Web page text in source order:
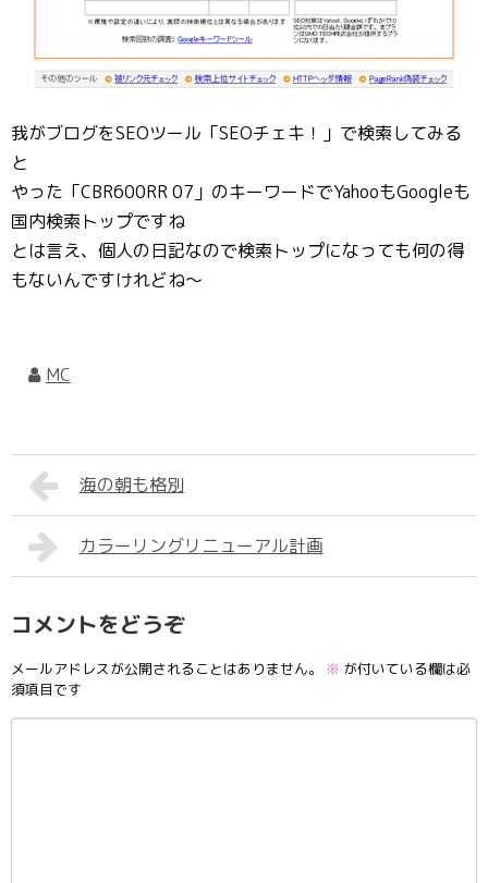
我がブログをSEOツール「SEOチェキ！」で検索してみる
と
やった「CBR600RR 07」のキーワードでYahooもGoogleも
国内検索トップですね
とは言え、個人の日記なので検索トップになっても何の得
もないんですけれどね～
MC
海の朝も格別
カラーリングリニューアル計画
コメントをどうぞ
メールアドレスが公開されることはありません。 ※ が付いている欄は必
須項目です